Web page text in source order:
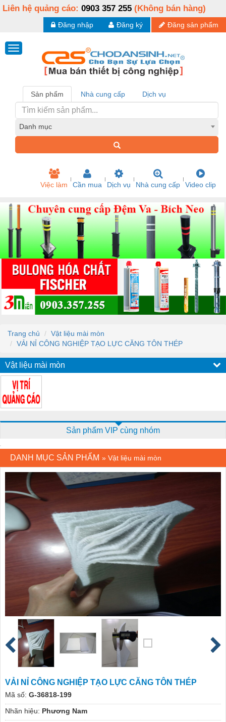
Liên hệ quảng cáo: 0903 357 255 (Không bán hàng)
Đăng sản phẩm
Đăng ký
Đăng nhập
Sản phẩm Nhà cung cấp Dịch vụ
Danh mục
Việc làm Cần mua Dịch vụ Nhà cung cấp Video clip
Trang chủ
Vật liệu mài mòn
VẢI NỈ CÔNG NGHIỆP TẠO LỰC CĂNG TÔN THÉP
Vật liệu mài mòn
Sản phẩm VIP cùng nhóm
DANH MỤC SẢN PHẨM » Vật liệu mài mòn
VẢI NỈ CÔNG NGHIỆP TẠO LỰC CĂNG TÔN THÉP
Mã số: G-36818-199
Nhãn hiệu: Phương Nam